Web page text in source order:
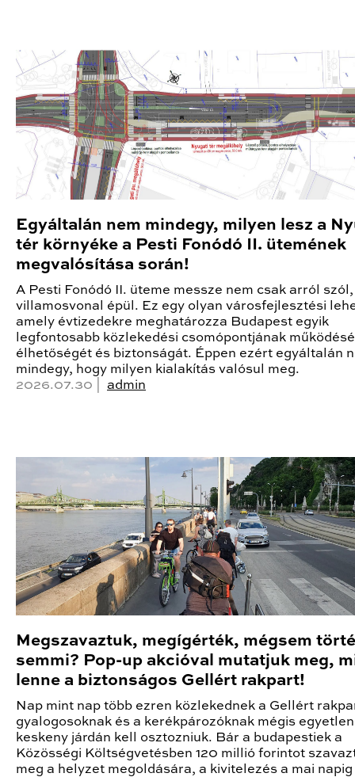
Egyáltalán nem mindegy, milyen lesz a
tér környéke a Pesti Fonódó II. ütemének
megvalósítása során!
A Pesti Fonódó II. üteme messze nem csak arról
villamosvonal épül. Ez egy olyan városfejlesztési
amely évtizedekre meghatározza Budapest egyik
legfontosabb közlekedési csomópontjának
élhetőségét és biztonságát. Éppen ezért egyáltalán
mindegy, hogy milyen kialakítás valósul meg.
2026.07.30 | admin
Megszavaztuk, megígérték, mégsem
semmi? Pop-up akcióval mutatjuk meg,
lenne a biztonságos Gellért rakpart!
Nap mint nap több ezren közlekednek a Gellért
gyalogosoknak és a kerékpározóknak mégis egyetlen
keskeny járdán kell osztozniuk. Bár a budapestiek a
Közösségi Költségvetésben 120 millió forintot
meg a helyzet megoldására, a kivitelezés a mai napig